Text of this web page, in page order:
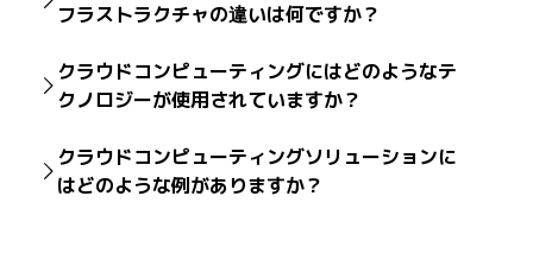
フラストラクチャの違いは何ですか？
サーバー、ストレージ、ネットワークを購入し、所有
し、維持する必要があります。一方、クラウドコン
て、インターネット上で同じサービスをオンデマンドで
提供します。
クラウドコンピューティングにはどのようなテ
クノロジーが使用されていますか？
ジーの連携に依存しています。コンピュートリソース
は、アプリケーションや仮想環境の処理能力を供給しま
クラウドコンピューティングソリューションに
はどのような例がありますか？